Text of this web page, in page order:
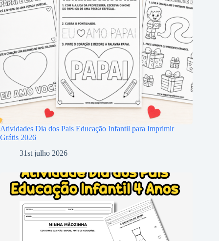
Atividades Dia dos Pais Educação Infantil para Imprimir
Grátis 2026
31st julho 2026